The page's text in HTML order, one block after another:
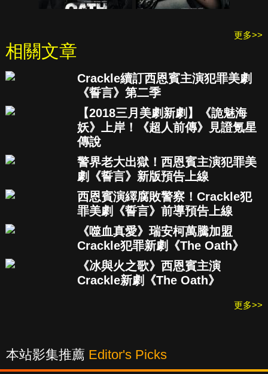
更多>>
相關文章
Crackle續訂西恩賓主演犯罪美劇
《誓言》第二季
【2018三月美劇新劇】《詭魅海
妖》上岸！《超人前傳》見證氪星
傳說
警界老大出獄！西恩賓主演犯罪美
劇《誓言》新版預告上線
西恩賓演繹腐敗警察！Crackle犯
罪美劇《誓言》前導預告上線
《噬血真愛》瑞安柯萬騰加盟
Crackle犯罪新劇《The Oath》
《冰與火之歌》西恩賓主演
Crackle新劇《The Oath》
更多>>
本站影集推薦 Editor's Picks